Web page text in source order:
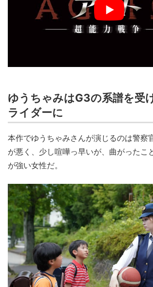
ゆうちゃみはG3の系譜を受
ライダーに
本作でゆうちゃみさんが演じるのは警察
が悪く、少し喧嘩っ早いが、曲がったこ
が強い女性だ。